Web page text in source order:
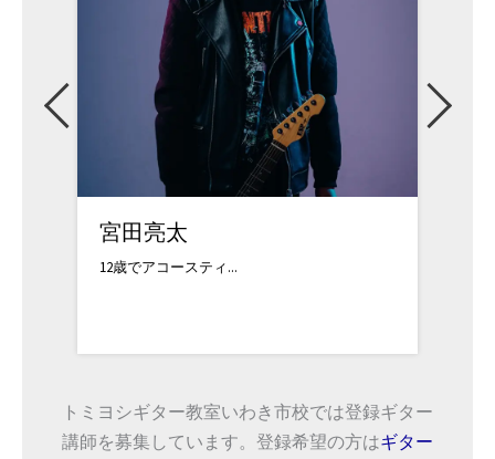
宮田亮太
12歳でアコースティ...
トミヨシギター教室いわき市校では登録ギター
講師を募集しています。登録希望の方はギター